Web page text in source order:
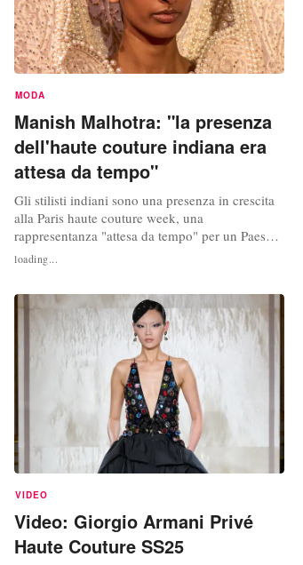
MODA
Manish Malhotra: "la presenza
dell'haute couture indiana era
attesa da tempo"
Gli stilisti indiani sono una presenza in crescita
alla Paris haute couture week, una
rappresentanza "attesa da tempo" per un Paese
che ha a lungo giocato un ruolo dietro le quinte,
ha dichiarato all'Afp l'ultimo arrivato, Manish
quarto stilista indiano dopo Rahul Mishra,
Gaurav Gupta e Vaishali S a...
loading...
VIDEO
Video: Giorgio Armani Privé
Haute Couture SS25